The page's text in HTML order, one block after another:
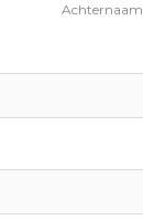
Achternaam